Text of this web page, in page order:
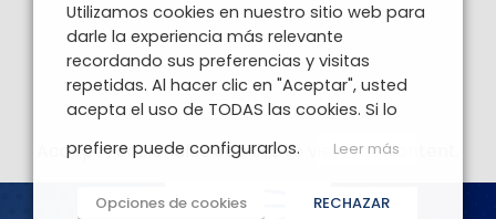
AcceptFuncionalescookies to view the content.
Utilizamos cookies en nuestro sitio web para
darle la experiencia más relevante
recordando sus preferencias y visitas
repetidas. Al hacer clic en "Aceptar", usted
acepta el uso de TODAS las cookies. Si lo
prefiere puede configurarlos.
Leer más
Opciones de cookies RECHAZAR